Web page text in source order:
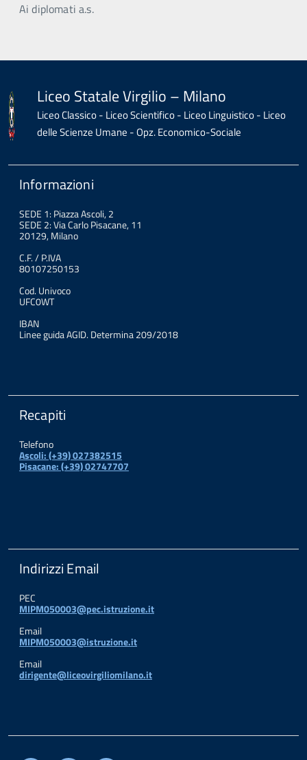
Ai diplomati a.s.
Liceo Statale Virgilio – Milano
Liceo Classico - Liceo Scientifico - Liceo Linguistico - Liceo
delle Scienze Umane - Opz. Economico-Sociale
Informazioni
SEDE 1: Piazza Ascoli, 2
SEDE 2: Via Carlo Pisacane, 11
20129, Milano
C.F. / P.IVA
80107250153
Cod. Univoco
UFC0WT
IBAN
Linee guida AGID. Determina 209/2018
Recapiti
Telefono
Ascoli: (+39) 027382515
Pisacane: (+39) 02747707
Indirizzi Email
PEC
MIPM050003@pec.istruzione.it
Email
MIPM050003@istruzione.it
Email
dirigente@liceovirgiliomilano.it